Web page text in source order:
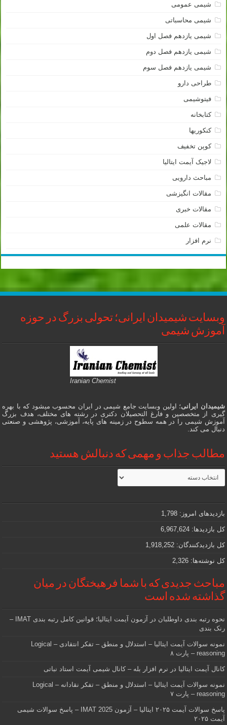
شیمی عمومی
شیمی محاسباتی
شیمی یازدهم فصل اول
شیمی یازدهم فصل دوم
شیمی یازدهم فصل سوم
طراحی دارو
فیتوشیمی
کتابخانه
کنکوریها
کوپن تخفیف
لاجیک آیمت ایتالیا
مباحث دارویی
مقالات انگیزشی
مقالات خبری
مقالات علمی
نرم افزار
وبسایت شیمیدان ایرانی؛ تحولی بزرگ در حوزه
آموزش شیمی
Iranian Chemist
شیمیدان ایرانی؛ اولین وبسایت جامع شیمی در ایران محسوب میشود که با بهره
گیری از متخصصین و فارغ التحصیلان دکتری در رشته های مختلف، هدف بزرگ
آموزش شیمی را در همه سطوح در زمینه های پایه، آموزشی، پژوهشی و صنعتی
دنبال می کند.
مطالب جذاب و مهمی که دنبالش هستید
مطالب
جذاب
و
که
دنبالش
هستید
بازدیدهای امروز:1,798
کل بازدیدها:6,967,624
کل بازدیدکنند‌گان:1,918,252
کل نوشته‌ها:2,326
مباحث جدیدی که با شما فرهیختگان در میان
گذاشته شده است
نحوه رتبه بندی داوطلبان در آزمون آیمت ایتالیا؛ قوانین کامل رتبه بندی IMAT –
رنک بندی
نمونه سوالات آیمت ایتالیا – استدلال و منطق – تفکر انتقادی – Logical
reasoning – پارت ۸
کانال آیمت ایتالیا در نرم افزار بله – کانال شیمی آیمت استاد نباتی
نمونه سوالات آیمت ایتالیا – استدلال و منطق – تفکر نقادانه – Logical
reasoning – پارت ۷
پاسخ سوالات آیمت ۲۰۲۵ ایتالیا – آزمون IMAT 2025 – پاسخ سوالات شیمی
آیمت ۲۰۲۵